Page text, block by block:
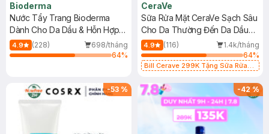
Bioderma
Nước Tẩy Trang Bioderma
Dành Cho Da Dầu & Hỗn Hợp
500ml
4.9 (228)
698/tháng
64%
CeraVe
Sữa Rửa Mặt CeraVe Sạch Sâu
Cho Da Thường Đến Da Dầu
473ml
4.9 (116)
1.4k/tháng
64%
Bill Cerave 299K Tặng Sữa Rửa
-53 % -42%